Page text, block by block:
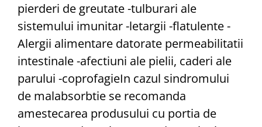
pierderi de greutate -tulburari ale
sistemului imunitar -letargii -flatulente -
Alergii alimentare datorate permeabilitatii
intestinale -afectiuni ale pielii, caderi ale
parului -coprofagieIn cazul sindromului
de malabsorbtie se recomanda
amestecarea produsului cu portia de